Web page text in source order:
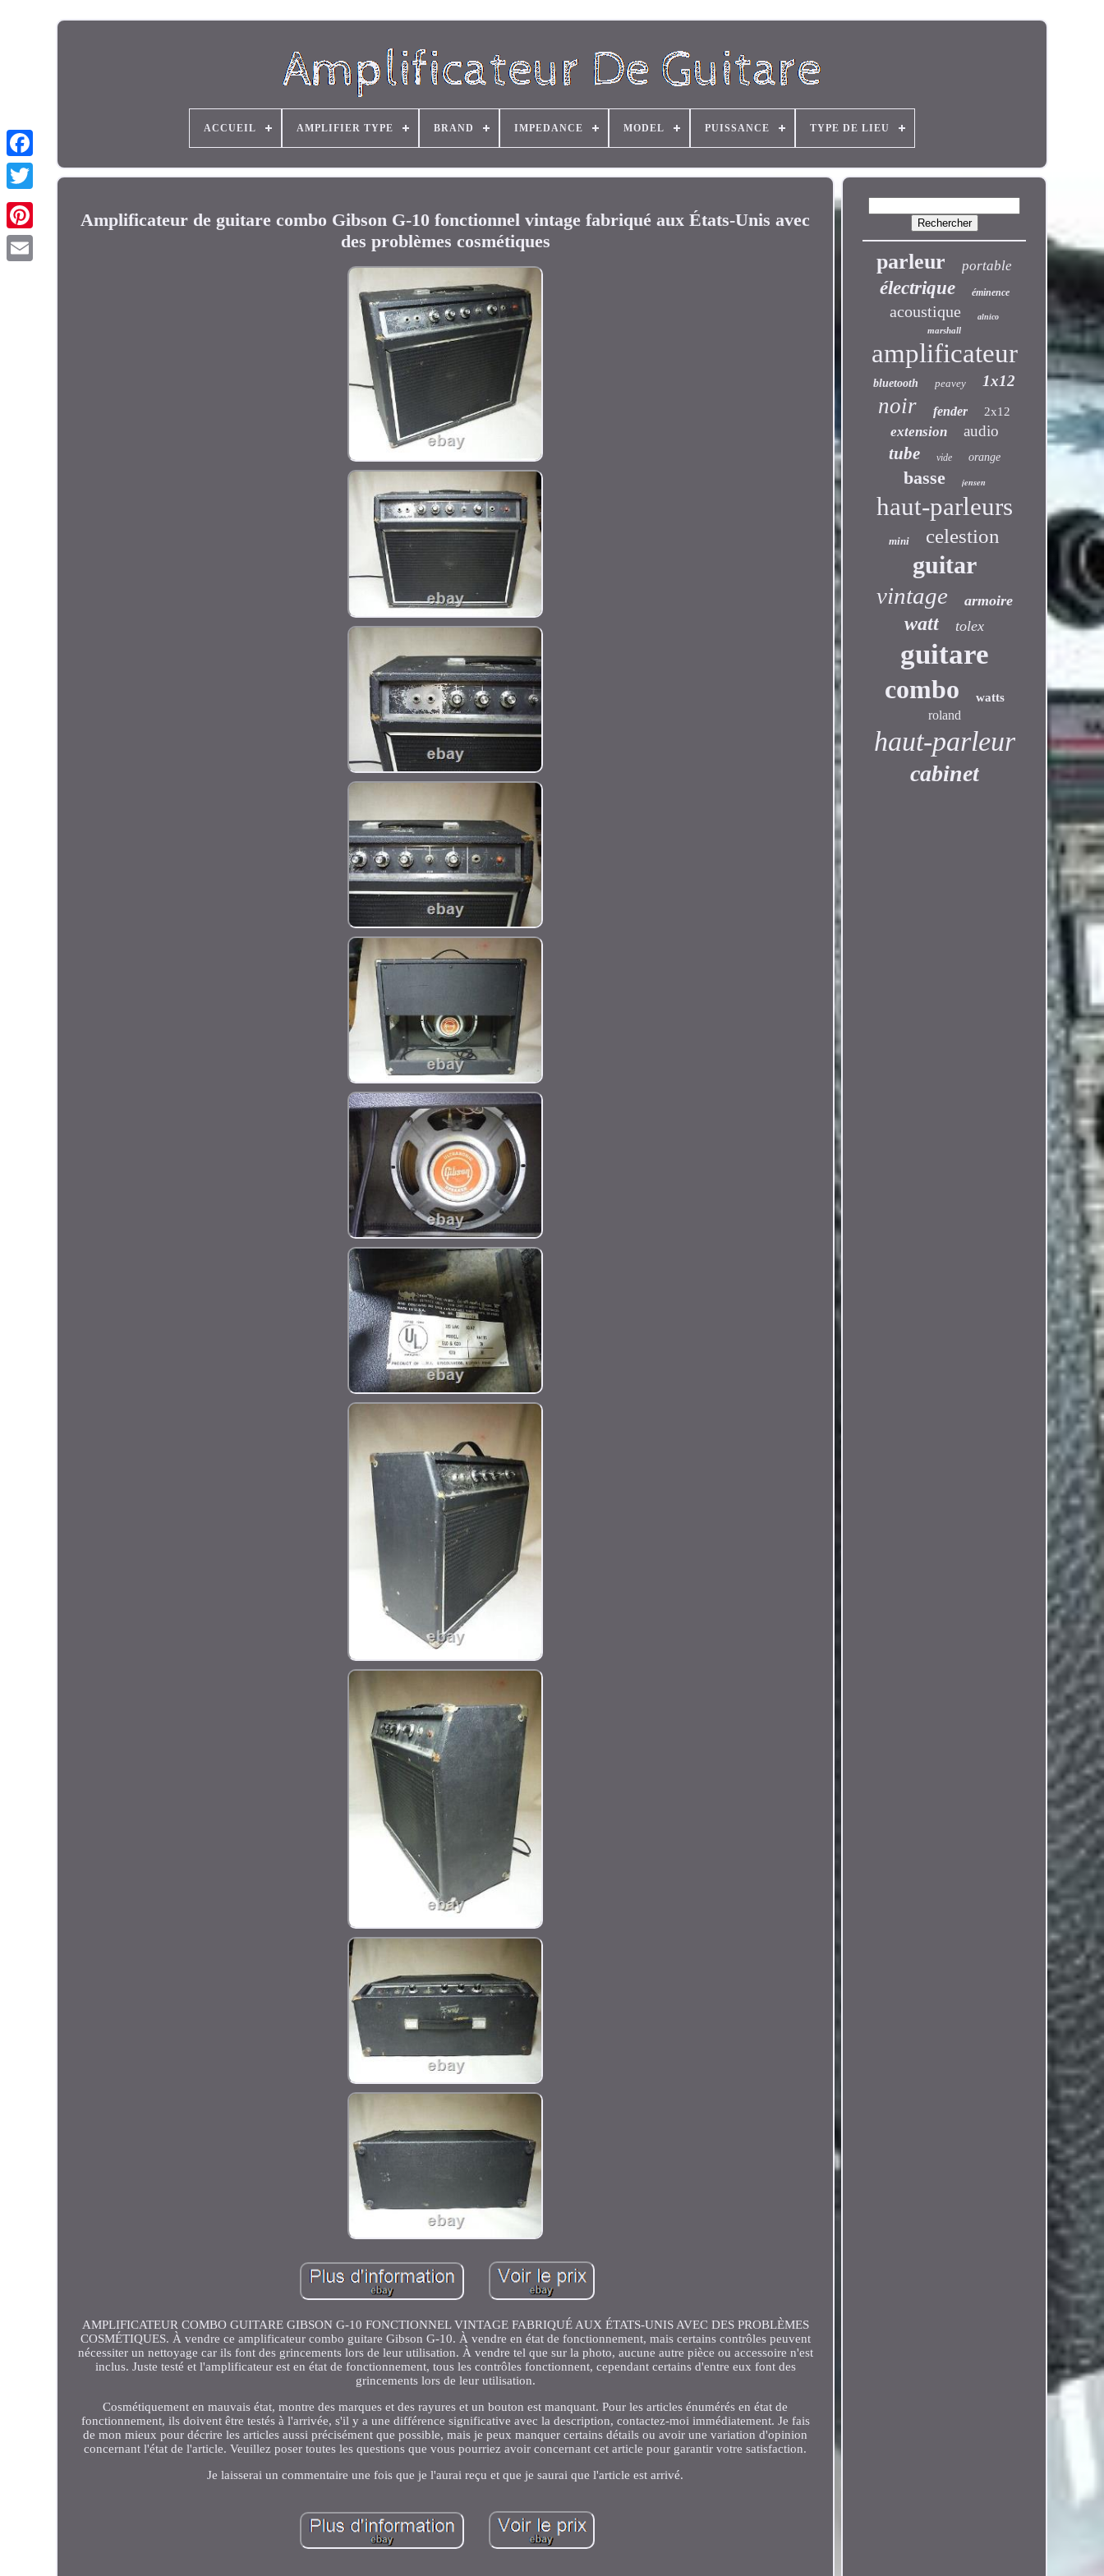
ACCUEIL AMPLIFIER TYPE BRAND IMPEDANCE MODEL PUISSANCE TYPE DE LIEU
Amplificateur de guitare combo Gibson G-10 fonctionnel vintage fabriqué aux États-Unis avec
des problèmes cosmétiques
AMPLIFICATEUR COMBO GUITARE GIBSON G-10 FONCTIONNEL VINTAGE FABRIQUÉ AUX ÉTATS-UNIS AVEC DES PROBLÈMES
COSMÉTIQUES. À vendre ce amplificateur combo guitare Gibson G-10. À vendre en état de fonctionnement, mais certains contrôles peuvent
nécessiter un nettoyage car ils font des grincements lors de leur utilisation. À vendre tel que sur la photo, aucune autre pièce ou accessoire n'est
inclus. Juste testé et l'amplificateur est en état de fonctionnement, tous les contrôles fonctionnent, cependant certains d'entre eux font des
grincements lors de leur utilisation.
Cosmétiquement en mauvais état, montre des marques et des rayures et un bouton est manquant. Pour les articles énumérés en état de
fonctionnement, ils doivent être testés à l'arrivée, s'il y a une différence significative avec la description, contactez-moi immédiatement. Je fais
de mon mieux pour décrire les articles aussi précisément que possible, mais je peux manquer certains détails ou avoir une variation d'opinion
concernant l'état de l'article. Veuillez poser toutes les questions que vous pourriez avoir concernant cet article pour garantir votre satisfaction.
Je laisserai un commentaire une fois que je l'aurai reçu et que je saurai que l'article est arrivé.
parleur portable
électrique éminence
acoustique alnico
marshall
amplificateur
bluetooth peavey 1x12
noir fender 2x12
extension audio
tube vide orange
basse jensen
haut-parleurs
mini celestion
guitar
vintage armoire
watt tolex
guitare
combo watts
roland
haut-parleur
cabinet